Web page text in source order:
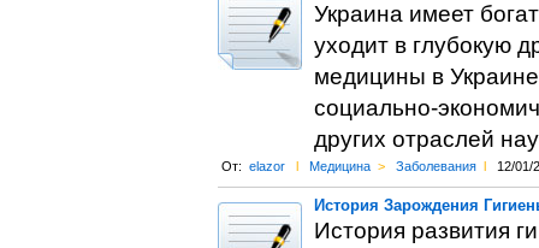
Украина имеет
уходит в глубокую
медицины в
социально-
других отраслей
От: elazor l Медицина > Заболевания l 12/01/
История Зарождения
История развития